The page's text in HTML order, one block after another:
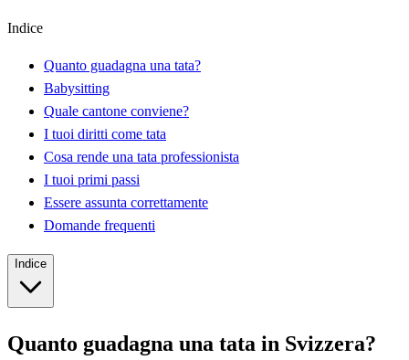
Indice
Quanto guadagna una tata?
Babysitting
Quale cantone conviene?
I tuoi diritti come tata
Cosa rende una tata professionista
I tuoi primi passi
Essere assunta correttamente
Domande frequenti
Indice
Quanto guadagna una tata in Svizzera?